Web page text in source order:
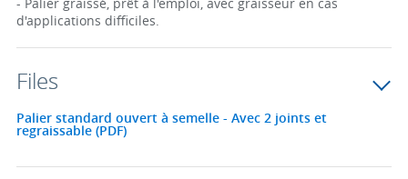
d'applications difficiles.
Files
Palier standard ouvert à semelle - Avec 2 joints et
regraissable (PDF)